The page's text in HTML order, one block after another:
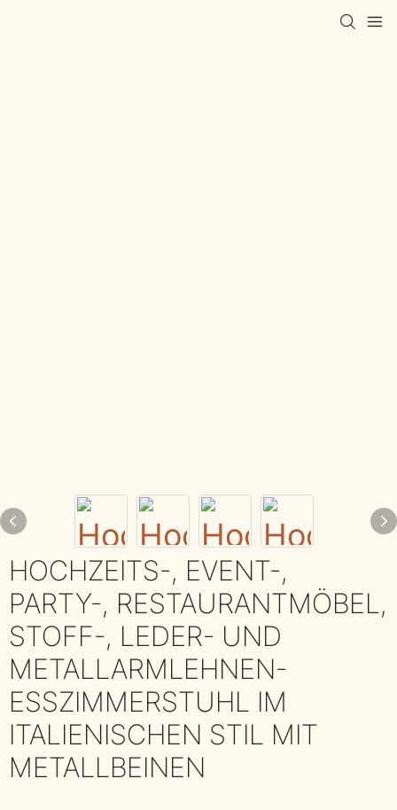
HOCHZEITS-, EVENT-,
PARTY-, RESTAURANTMÖBEL,
STOFF-, LEDER- UND
METALLARMLEHNEN-
ESSZIMMERSTUHL IM
ITALIENISCHEN STIL MIT
METALLBEINEN